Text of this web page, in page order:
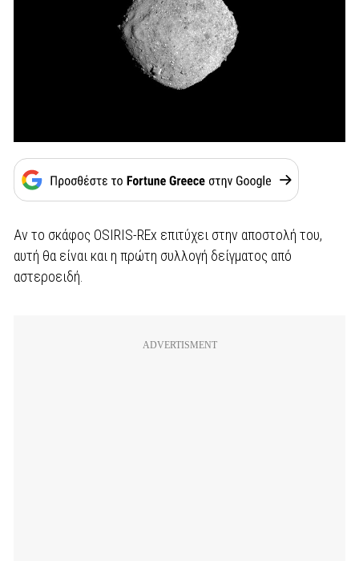
Αν το σκάφος OSIRIS-REx επιτύχει στην αποστολή του,
αυτή θα είναι και η πρώτη συλλογή δείγματος από
αστεροειδή.